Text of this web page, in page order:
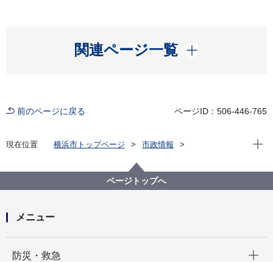
関連ページ一覧
開く
前のページに戻る ページID：506-446-765
現在位置 横浜市トップページ
市政情報
新市庁舎整備基本計画（平成26年３月策定）
現在
ページトップへ
メニュー
防災・救急